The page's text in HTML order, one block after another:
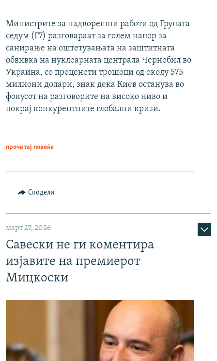
Министрите за надворешни работи од Групата
седум (Г7) разговараат за голем напор за
санирање на оштетувањата на заштитната
обвивка на нуклеарната централа Чернобил во
Украина, со проценети трошоци од околу 575
милиони долари, знак дека Киев останува во
фокусот на разговорите на високо ниво и
покрај конкурентните глобални кризи.
прочитај повеќе
Сподели
март 27, 2026
Савески не ги коментира
изјавите на премиерот
Мицкоски